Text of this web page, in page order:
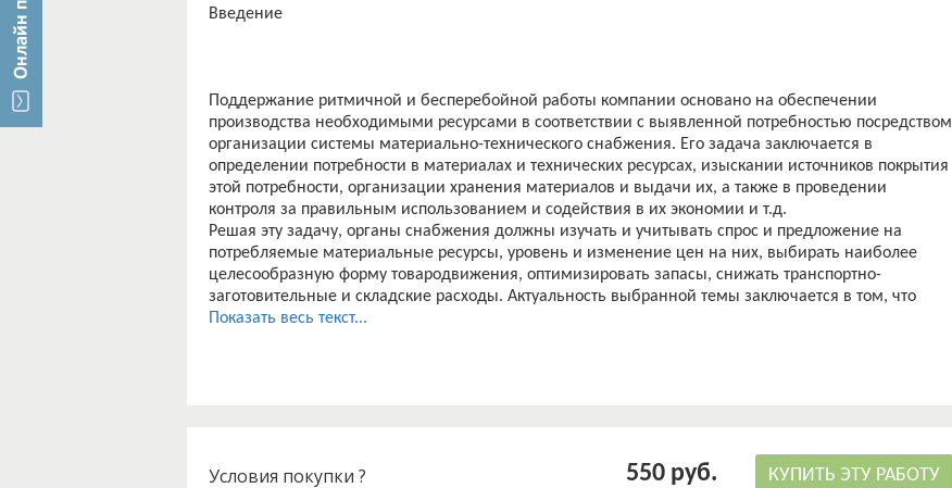
Введение
Поддержание ритмичной и бесперебойной работы компании основано на обеспечении
производства необходимыми ресурсами в соответствии с выявленной потребностью посредством
организации системы материально-технического снабжения. Его задача заключается в
определении потребности в материалах и технических ресурсах, изыскании источников покрытия
этой потребности, организации хранения материалов и выдачи их, а также в проведении
контроля за правильным использованием и содействия в их экономии и т.д.
Решая эту задачу, органы снабжения должны изучать и учитывать спрос и предложение на
потребляемые материальные ресурсы, уровень и изменение цен на них, выбирать наиболее
целесообразную форму товародвижения, оптимизировать запасы, снижать транспортно-
заготовительные и складские расходы. Актуальность выбранной темы заключается в том, что
качество продукции и услуг, формируемое исходя из соответствия организации снабжения
Цель дипломной работы – на основании анализа эффективности организации материально-
Показать весь текст...
Условия покупки ? 550 руб. КУПИТЬ ЭТУ РАБОТУ